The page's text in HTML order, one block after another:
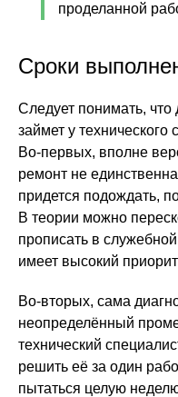
проделанной
Сроки
Следует понимать, что
займет у технического
Во-первых, вполне
ремонт не
придется подождать,
В теории можно
прописать в
имеет высокий
Во-вторых, сама
неопределённый
технический
решить её за один
пытаться целую